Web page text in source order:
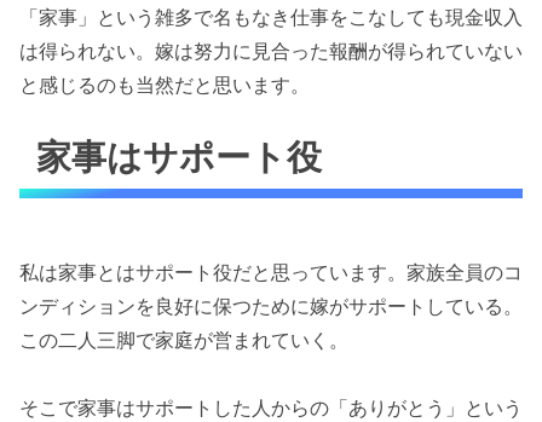
「家事」という雑多で名もなき仕事をこなしても現金収入
は得られない。嫁は努力に見合った報酬が得られていない
と感じるのも当然だと思います。
家事はサポート役
私は家事とはサポート役だと思っています。家族全員のコ
ンディションを良好に保つために嫁がサポートしている。
この二人三脚で家庭が営まれていく。
そこで家事はサポートした人からの「ありがとう」という